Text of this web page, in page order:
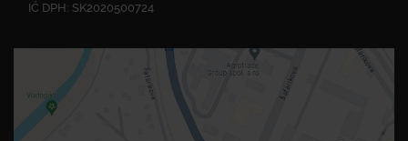
IČ DPH: SK2020500724